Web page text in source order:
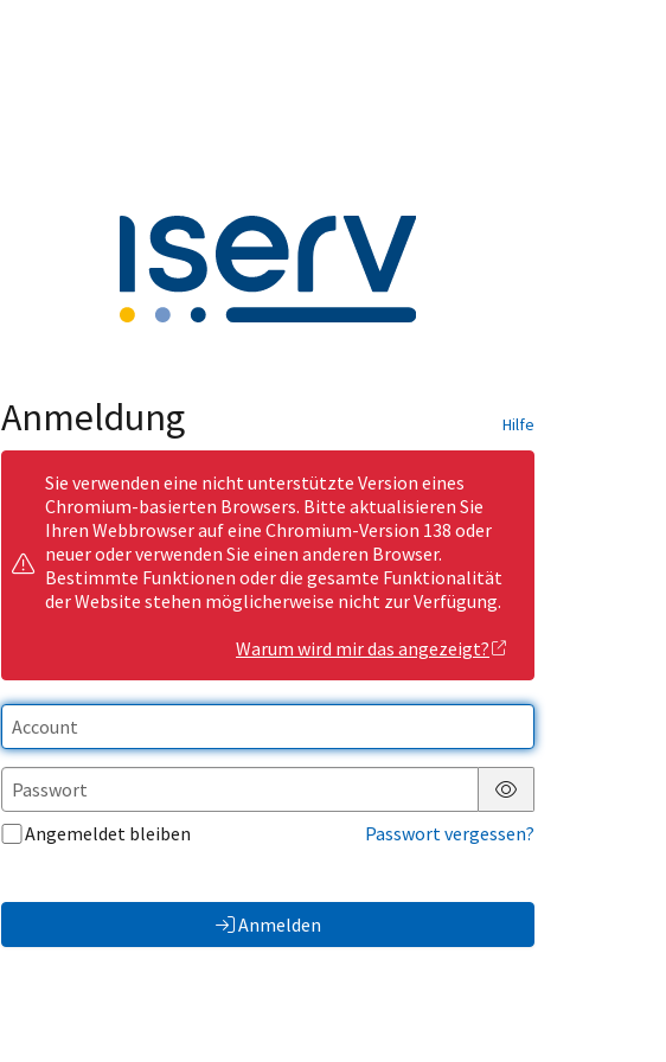
Anmeldung Hilfe
Sie verwenden eine nicht unterstützte Version eines
Chromium-basierten Browsers. Bitte aktualisieren Sie
Ihren Webbrowser auf eine Chromium-Version 138 oder
neuer oder verwenden Sie einen anderen Browser.
Bestimmte Funktionen oder die gesamte Funktionalität
der Website stehen möglicherweise nicht zur Verfügung.
Warum wird mir das angezeigt?
Passwort anzeigen
Angemeldet bleiben
Passwort vergessen?
Anmelden